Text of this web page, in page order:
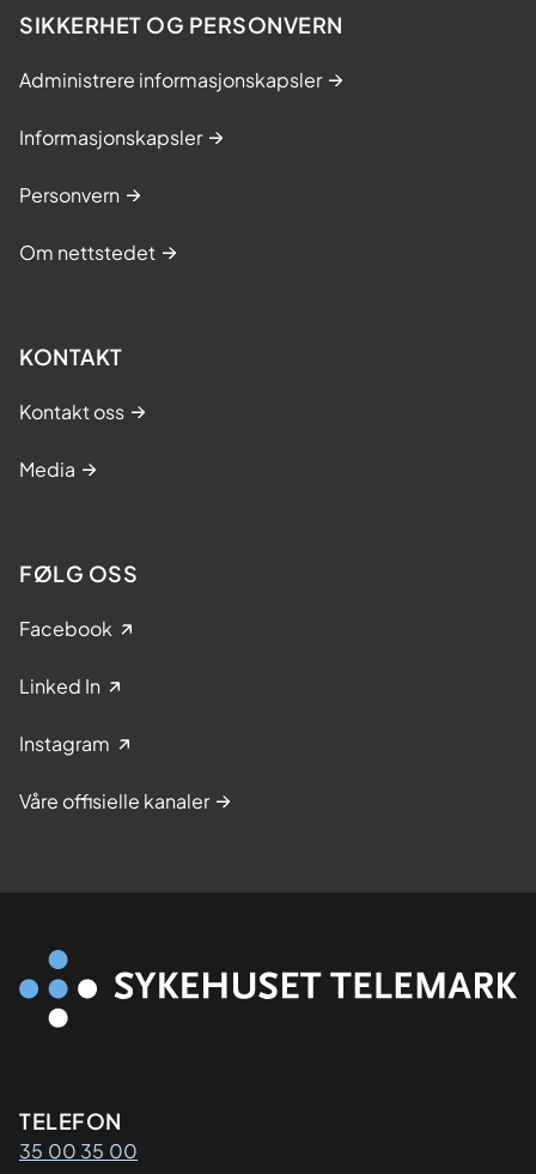
SIKKERHET OG PERSONVERN
Administrere informasjonskapsler
Informasjonskapsler
Personvern
Om nettstedet
KONTAKT
Kontakt oss
Media
FØLG OSS
Facebook
Linked In
Instagram
Våre offisielle kanaler
Kontaktinformasjon
TELEFON
35 00 35 00